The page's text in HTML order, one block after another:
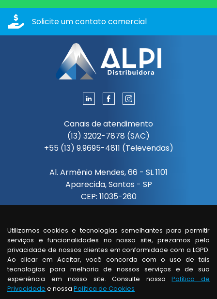
Solicite um contatocomercial
Utilizamos cookies e tecnologias semelhantes para permitir
serviços e funcionalidades no nosso site, prezamos pela
privacidade de nossos clientes em conformidade com a LGPD.
Ao clicar em Aceitar, você concorda com o uso de tais
tecnologias para melhoria de nossos serviços e de sua
experiência em nosso site. Consulte nossaPolítica de
Privacidade e nossa Política de Cookies
Canais de atendimento
(13) 3202-7878 (SAC)
+55 (13) 9.9695-4811 (Televendas)
Al. Armênio Mendes, 66 - SL 1101
Aparecida, Santos - SP
CEP: 11035-260
Visita de um vendedor
somente com horário agendado.